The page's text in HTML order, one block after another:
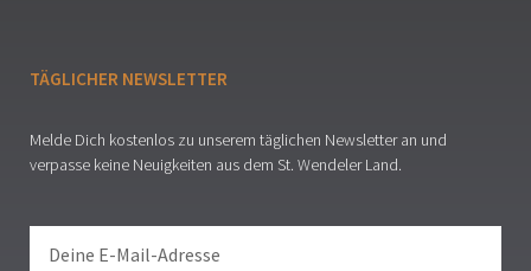
TÄGLICHER NEWSLETTER
Melde Dich kostenlos zu unserem täglichen Newsletter an und
verpasse keine Neuigkeiten aus dem St. Wendeler Land.